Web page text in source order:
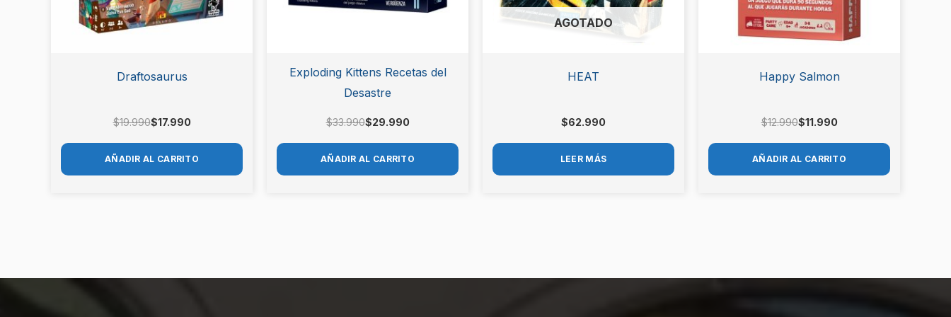
Draftosaurus
$19.990$17.990
AÑADIR AL CARRITO
Exploding Kittens Recetas del
Desastre
$33.990$29.990
AÑADIR AL CARRITO
AGOTADO
HEAT
$62.990
LEER MÁS
Happy Salmon
$12.990$11.990
AÑADIR AL CARRITO